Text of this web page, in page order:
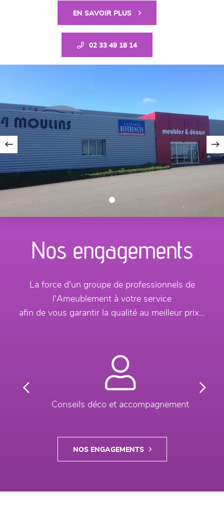
EN SAVOIR PLUS
02 33 49 18 14
Nos engagements
La force d'un groupe de professionnels de
l'Ameublement à votre service
afin de vous garantir la qualité au meilleur prix...
Conseils déco et accompagnement
NOS ENGAGEMENTS